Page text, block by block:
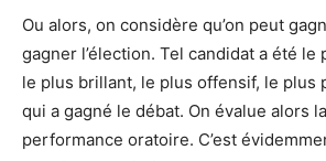
Ou alors, on considère qu’on peut
gagner l’élection. Tel candidat a été le
le plus brillant, le plus offensif, le plus
qui a gagné le débat. On évalue alors
performance oratoire. C’est